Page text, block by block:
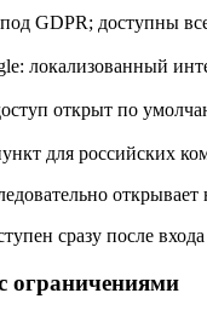
под GDPR; доступны
локализованный
открыт по
для российских
сразу после
ограничениями